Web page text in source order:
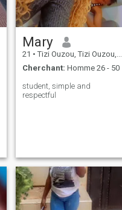
Mary
21 • Tizi Ouzou, Tizi Ouzou, Algérie
Cherchant: Homme 26 - 50
student, simple and
respectful